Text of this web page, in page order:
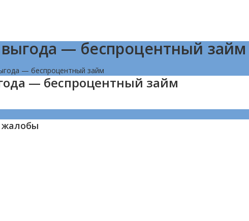
— беспроцентный займ
— беспроцентный займ
— беспроцентный займ
жалобы